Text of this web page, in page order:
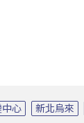
中心 新北烏來